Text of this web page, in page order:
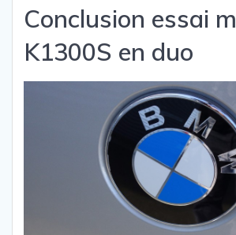
Conclusion essai
K1300S en duo